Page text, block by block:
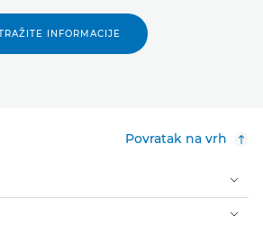
INFORMACIJE
Povratak na vrh